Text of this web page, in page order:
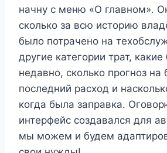
начну с меню «О главном».
сколько за всю историю
было потрачено на
другие категории трат,
недавно, сколько прогноз на
последний расход и
когда была заправка.
интерфейс создавался для
мы можем и будем